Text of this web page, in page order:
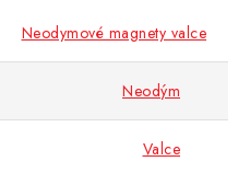
Neodymové magnety valce
Neodým
Valce